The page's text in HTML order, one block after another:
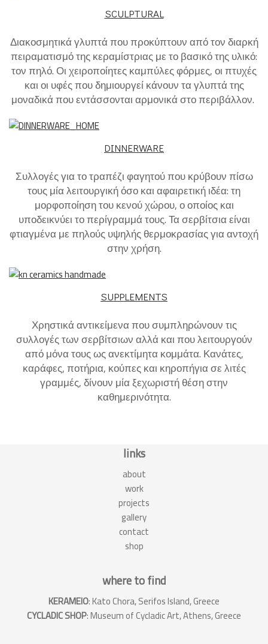
SCULPTURAL
Διακοσμητικά γλυπτά που προκύπτουν από τον διαρκή
πειραματισμό της κεραμίστριας με το βασικό της υλικό:
τον πηλό. Οι χειροποίητες καμπύλες φόρμες, οι πτυχές
και οι υφές που δημιουργεί κάνουν τα γλυπτά της
μοναδικά που εντάσσονται αρμονικά στο περιβάλλον.
DINNERWARE
Συλλογές για το τραπέζι φαγητού που κρύβουν πίσω
τους μία λειτουργική όσο και αφαιρετική ιδέα: τη
μορφοποίηση του κενού χώρου, ο οποίος και
υποδεικνύει το περίγραμμά τους. Τα σερβίτσια είναι
φτιαγμένα με πηλούς υψηλής θερμοκρασίας για αντοχή
στην χρήση.
SUPPLEMENTS
Χρηστικά αντικείμενα που συμπληρώνουν τις
συλλογές των σερβίτσιων αλλά και που λειτουργούν
από μόνα τους ως ανεκτίμητα κομμάτα. Κανάτες,
καράφες, ποτήρια, κούπες και κηροπήγια σε λιτές
γραμμές, δίνουν μία ξεχωριστή θέση στην
καθημερινότητα.
links
about
work
projects
gallery
contact
shop
where to find
KERAMEIO:Kato Chora, Serifos Island, Greece
CYCLADIC SHOP: Museum of Cycladic Art, Athens, Greece